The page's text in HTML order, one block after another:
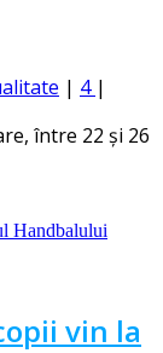
| 4 |
între 22 și 26
vin la